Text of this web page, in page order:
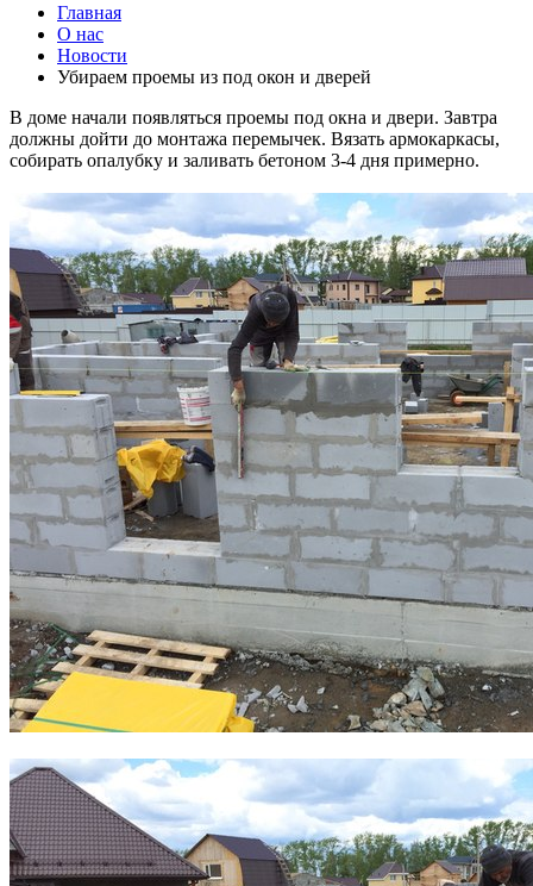
Главная
О нас
Новости
Убираем проемы из под окон и дверей
В доме начали появляться проемы под окна и двери. Завтра
должны дойти до монтажа перемычек. Вязать армокаркасы,
собирать опалубку и заливать бетоном 3-4 дня примерно.